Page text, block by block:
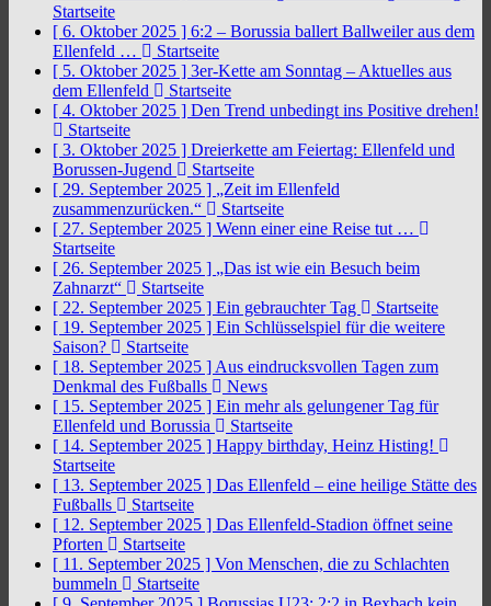
Startseite
[ 6. Oktober 2025 ] 6:2 – Borussia ballert Ballweiler aus dem
Ellenfeld …
Startseite
[ 5. Oktober 2025 ] 3er-Kette am Sonntag – Aktuelles aus
dem Ellenfeld
Startseite
[ 4. Oktober 2025 ] Den Trend unbedingt ins Positive drehen!
Startseite
[ 3. Oktober 2025 ] Dreierkette am Feiertag: Ellenfeld und
Borussen-Jugend
Startseite
[ 29. September 2025 ] „Zeit im Ellenfeld
zusammenzurücken.“
Startseite
[ 27. September 2025 ] Wenn einer eine Reise tut …
Startseite
[ 26. September 2025 ] „Das ist wie ein Besuch beim
Zahnarzt“
Startseite
[ 22. September 2025 ] Ein gebrauchter Tag
Startseite
[ 19. September 2025 ] Ein Schlüsselspiel für die weitere
Saison?
Startseite
[ 18. September 2025 ] Aus eindrucksvollen Tagen zum
Denkmal des Fußballs
News
[ 15. September 2025 ] Ein mehr als gelungener Tag für
Ellenfeld und Borussia
Startseite
[ 14. September 2025 ] Happy birthday, Heinz Histing!
Startseite
[ 13. September 2025 ] Das Ellenfeld – eine heilige Stätte des
Fußballs
Startseite
[ 12. September 2025 ] Das Ellenfeld-Stadion öffnet seine
Pforten
Startseite
[ 11. September 2025 ] Von Menschen, die zu Schlachten
bummeln
Startseite